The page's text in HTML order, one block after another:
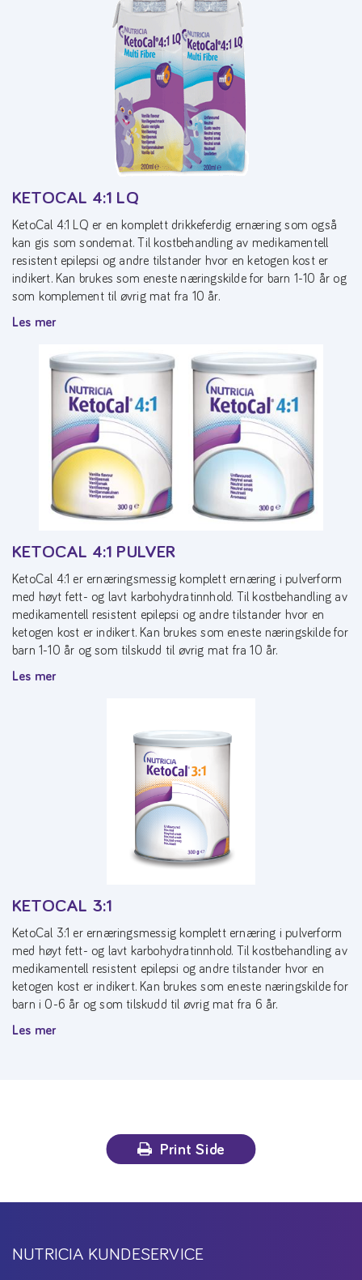
KETOCAL 4:1 LQ
KetoCal 4:1 LQ er en komplett drikkeferdig ernæring som også
kan gis som sondemat. Til kostbehandling av medikamentell
resistent epilepsi og andre tilstander hvor en ketogen kost er
indikert. Kan brukes som eneste næringskilde for barn 1-10 år og
som komplement til øvrig mat fra 10 år.
Les mer
KETOCAL 4:1 PULVER
KetoCal 4:1 er ernæringsmessig komplett ernæring i pulverform
med høyt fett- og lavt karbohydratinnhold. Til kostbehandling av
medikamentell resistent epilepsi og andre tilstander hvor en
ketogen kost er indikert. Kan brukes som eneste næringskilde for
barn 1-10 år og som tilskudd til øvrig mat fra 10 år.
Les mer
KETOCAL 3:1
KetoCal 3:1 er ernæringsmessig komplett ernæring i pulverform
med høyt fett- og lavt karbohydratinnhold. Til kostbehandling av
medikamentell resistent epilepsi og andre tilstander hvor en
ketogen kost er indikert. Kan brukes som eneste næringskilde for
barn i 0-6 år og som tilskudd til øvrig mat fra 6 år.
Les mer
Print Side
NUTRICIA KUNDESERVICE